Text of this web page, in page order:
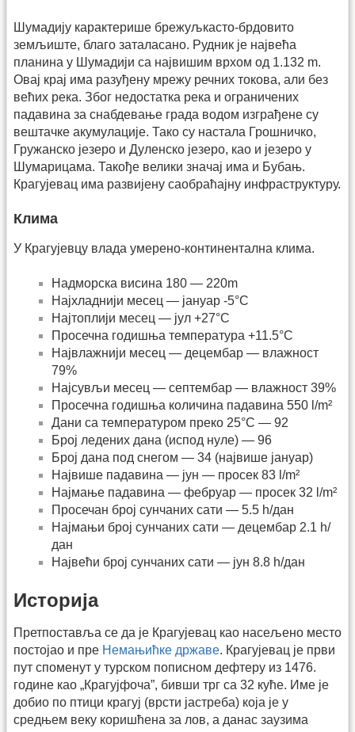
Шумадију карактерише брежуљкасто-брдовито
земљиште, благо заталасано. Рудник је највећа
планина у Шумадији са највишим врхом од 1.132 m.
Овај крај има разуђену мрежу речних токова, али без
већих река. Због недостатка река и ограничених
падавина за снабдевање града водом изграђене су
вештачке акумулације. Тако су настала Грошничко,
Гружанско језеро и Дуленско језеро, као и језеро у
Шумарицама. Такође велики значај има и Бубањ.
Крагујевац има развијену саобраћајну инфраструктуру.
Клима
У Крагујевцу влада умерено-континентална клима.
Надморска висина 180 — 220m
Најхладнији месец — јануар -5°C
Најтоплији месец — јул +27°C
Просечна годишња температура +11.5°C
Највлажнији месец — децембар — влажност
79%
Најсувљи месец — септембар — влажност 39%
Просечна годишња количина падавина 550 l/m²
Дани са температуром преко 25°C — 92
Број ледених дана (испод нуле) — 96
Број дана под снегом — 34 (највише јануар)
Највише падавина — јун — просек 83 l/m²
Најмање падавина — фебруар — просек 32 l/m²
Просечан број сунчаних сати — 5.5 h/дан
Најмањи број сунчаних сати — децембар 2.1 h/
дан
Највећи број сунчаних сати — јун 8.8 h/дан
Историја
Претпоставља се да је Крагујевац као насељено место
постојао и пре Немањићке државе. Крагујевац је први
пут споменут у турском пописном дефтеру из 1476.
године као „Крагујфоча”, бивши трг са 32 куће. Име је
добио по птици крагуј (врсти јастреба) која је у
средњем веку коришћена за лов, а данас заузима